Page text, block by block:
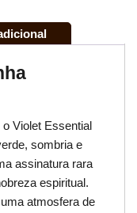
o Violet Essential
sombria e
assinatura rara
espiritual.
atmosfera de